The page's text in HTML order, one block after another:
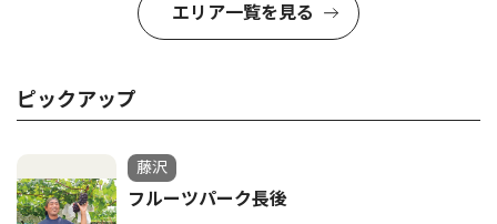
エリア一覧を見る
ピックアップ
藤沢
フルーツパーク長後